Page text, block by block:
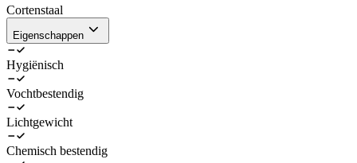
Cortenstaal
Eigenschappen
Hygiënisch
Vochtbestendig
Lichtgewicht
Chemisch bestendig